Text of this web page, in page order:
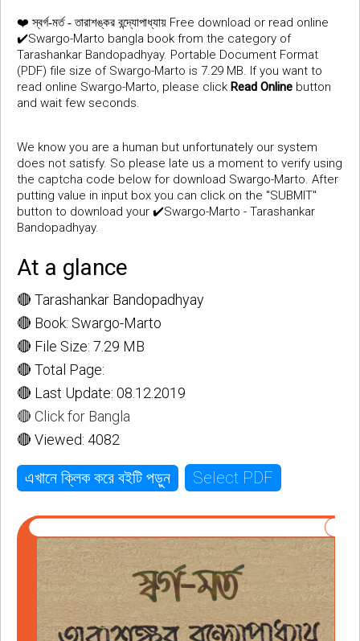
❤️স্বর্গ-মর্ত - তারাশঙ্কর বন্দ্যোপাধ্যায় Free download or read online
✔️Swargo-Marto bangla book from the category of
Tarashankar Bandopadhyay. Portable Document Format
(PDF) file size of Swargo-Marto is 7.29 MB. If you want to
read online Swargo-Marto, please click Read Online button
and wait few seconds.
We know you are a human but unfortunately our system
does not satisfy. So please late us a moment to verify using
the captcha code below for download Swargo-Marto. After
putting value in input box you can click on the "SUBMIT"
button to download your ✔️Swargo-Marto - Tarashankar
Bandopadhyay.
At a glance
🔴 Tarashankar Bandopadhyay
🔴 Book: Swargo-Marto
🔴 File Size: 7.29 MB
🔴 Total Page:
🔴 Last Update: 08.12.2019
🔴 Click for Bangla
🔴 Viewed: 4082
এখানে ক্লিক করে বইটি পড়ুন Select PDF